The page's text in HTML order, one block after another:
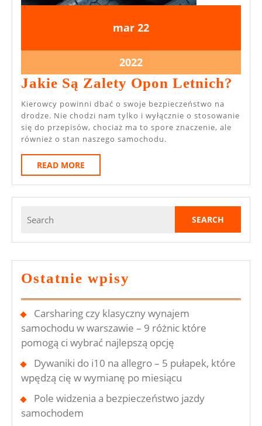
mar22
2022
2222
202222
marca
2022
Jakie Są Zalety Opon Letnich?
Kierowcy powinni dbać o swoje bezpieczeństwo na
drodze. Nie chodzi nam tylko i wyłącznie o stosowanie
się do przepisów, chociaż ma to spore znaczenie, ale
również o stan naszego samochodu.
READ MORE
MORE
for:
Ostatnie wpisy
Carsharing czy klasyczny wynajem
samochodu w warszawie – 9 różnic które
pomogą ci wybrać najlepszą opcję
Dywaniki do i10 na allegro – 5 pułapek, które
wpędzą cię w wymianę po miesiącu
Pole widzenia a bezpieczeństwo jazdy
samochodem